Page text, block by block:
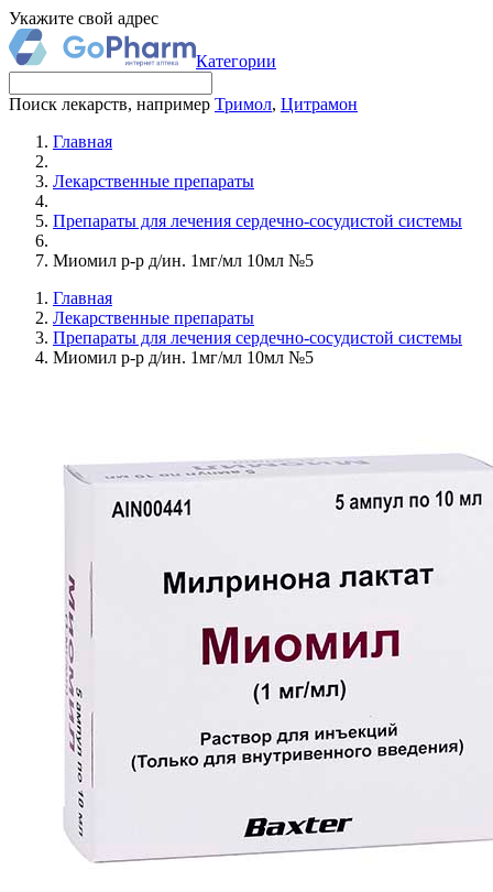
Укажите свой адрес
Категории
Поиск лекарств, например Тримол, Цитрамон
Главная
Лекарственные препараты
Препараты для лечения сердечно-сосудистой системы
Миомил р-р д/ин. 1мг/мл 10мл №5
Главная
Лекарственные препараты
Препараты для лечения сердечно-сосудистой системы
Миомил р-р д/ин. 1мг/мл 10мл №5